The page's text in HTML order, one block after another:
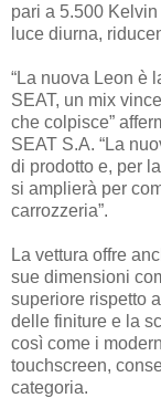
pari a 5.500
luce diurna,
“La nuova Leon è
SEAT, un mix
che colpisce”
SEAT S.A. “La
di prodotto e, per
si amplierà per
carrozzeria”.
La vettura offre
sue dimensioni
superiore rispetto
delle finiture e la
così come i
touchscreen,
categoria.